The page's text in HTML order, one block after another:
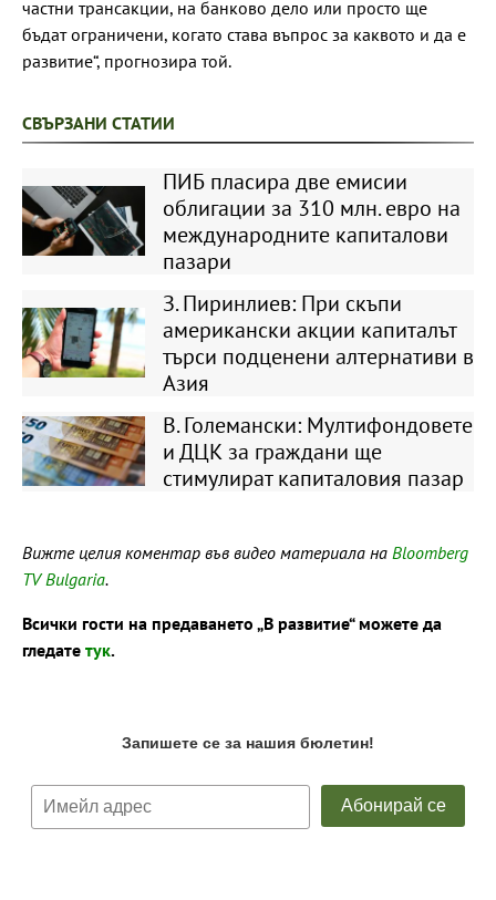
частни трансакции, на банково дело или просто ще
бъдат ограничени, когато става въпрос за каквото и да е
развитие“, прогнозира той.
СВЪРЗАНИ СТАТИИ
ПИБ пласира две емисии
облигации за 310 млн. евро на
международните капиталови
пазари
З. Пиринлиев: При скъпи
американски акции капиталът
търси подценени алтернативи в
Азия
В. Големански: Мултифондовете
и ДЦК за граждани ще
стимулират капиталовия пазар
Вижте целия коментар във видео материала на Bloomberg
TV Bulgaria.
Всички гости на предаването „В развитие“ можете да
гледате тук.